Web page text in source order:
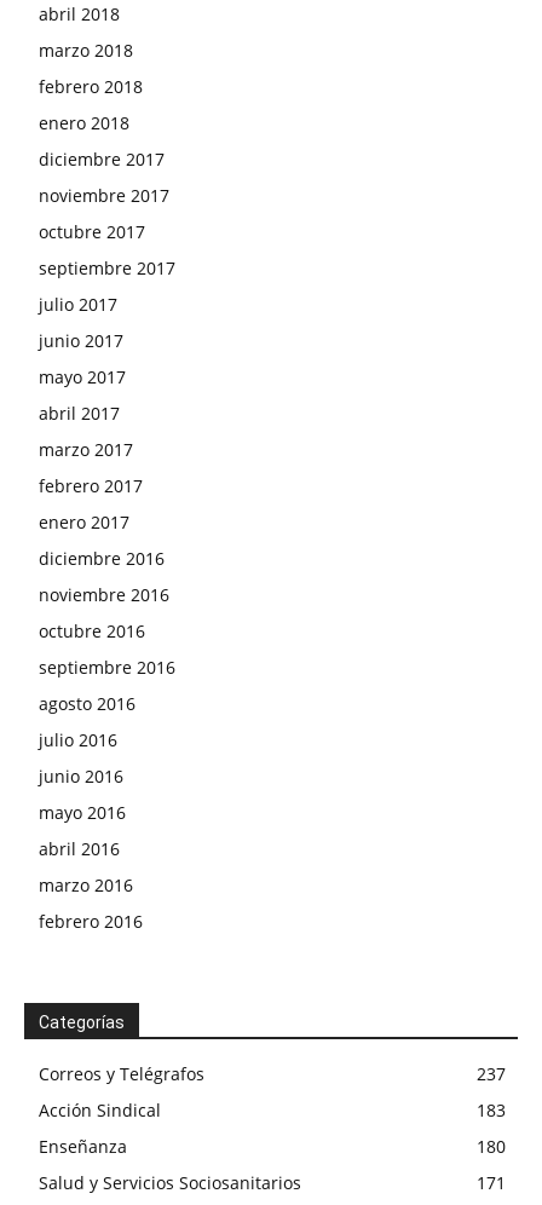
abril 2018
marzo 2018
febrero 2018
enero 2018
diciembre 2017
noviembre 2017
octubre 2017
septiembre 2017
julio 2017
junio 2017
mayo 2017
abril 2017
marzo 2017
febrero 2017
enero 2017
diciembre 2016
noviembre 2016
octubre 2016
septiembre 2016
agosto 2016
julio 2016
junio 2016
mayo 2016
abril 2016
marzo 2016
febrero 2016
Categorías
Correos y Telégrafos
237
Acción Sindical
183
Enseñanza
180
Salud y Servicios Sociosanitarios
171